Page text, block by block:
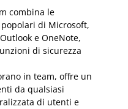
combina le
di Microsoft,
e OneNote,
di sicurezza
in team, offre un
da qualsiasi
di utenti e